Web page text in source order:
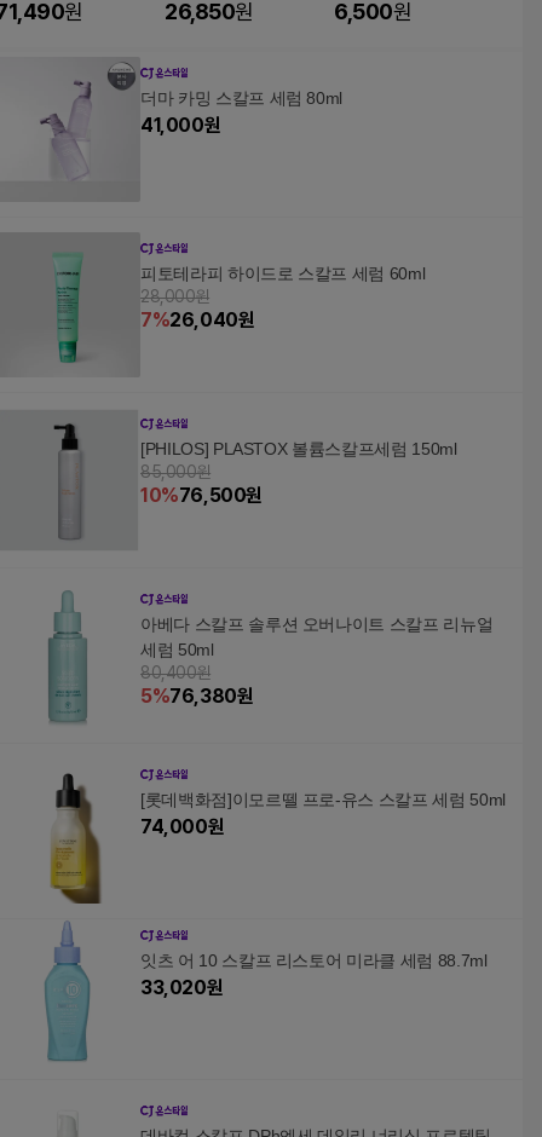
원 26,850원
근 지압
6,500원
더마 카밍 스칼프 세럼 80ml
41,000원
피토테라피 하이드로 스칼프 세럼 60ml
28,000원
7%26,040원
[PHILOS] PLASTOX 볼륨스칼프세럼 150ml
85,000원
10%76,500원
아베다 스칼프 솔루션 오버나이트 스칼프 리뉴얼
세럼 50ml
80,400원
5%76,380원
[롯데백화점]이모르뗄 프로-유스 스칼프 세럼 50ml
74,000원
잇츠 어 10 스칼프 리스토어 미라클 세럼 88.7ml
33,020원